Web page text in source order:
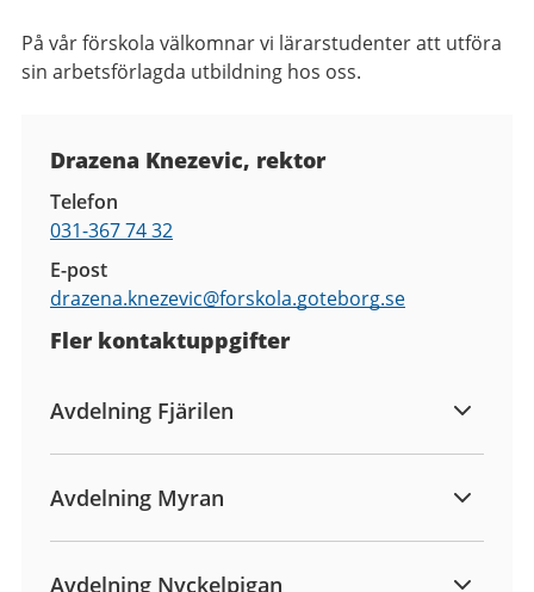
På vår förskola välkomnar vi lärarstudenter att utföra
sin arbetsförlagda utbildning hos oss.
Drazena Knezevic, rektor
Telefon
031-367 74 32
E-post
drazena.knezevic@forskola.goteborg.se
Fler kontaktuppgifter
Avdelning Fjärilen
Avdelning Myran
Avdelning Nyckelpigan